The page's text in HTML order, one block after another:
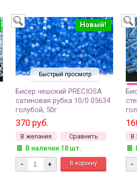
Быстрый просмотр
Новый!
Бисер чешский PRECIOSA
сатиновая рубка 10/0 05634
голубой, 50г
370 руб.
В желания Сравнить
В наличии 18 шт.
- +
10
В
-